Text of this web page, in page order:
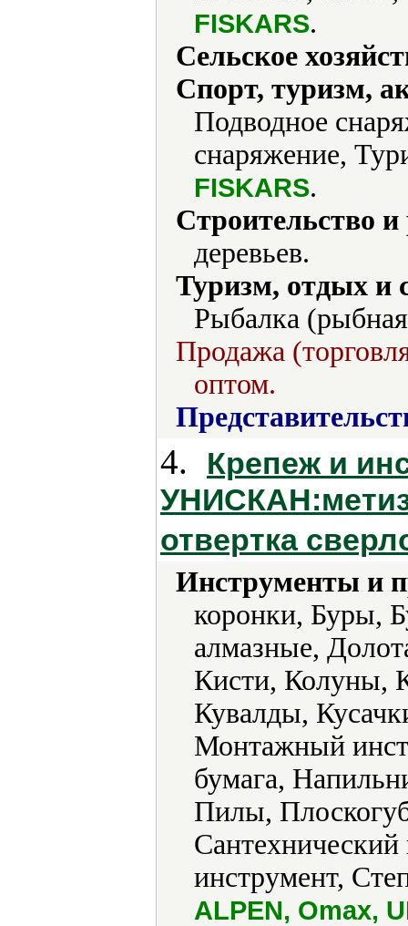
FISKARS.
Сельское
Спорт, туризм,
Подводное
снаряжение,
FISKARS.
Строительство
деревьев.
Туризм, отдых и
Рыбалка
Продажа
оптом.
4.
Крепеж и
отвертка
Инструменты и
коронки, Буры,
алмазные,
Кисти, Колуны,
Кувалды,
Монтажный
бумага,
Пилы,
инструмент,
ALPEN, Omax,